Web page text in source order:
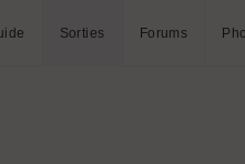
Sorties Forums